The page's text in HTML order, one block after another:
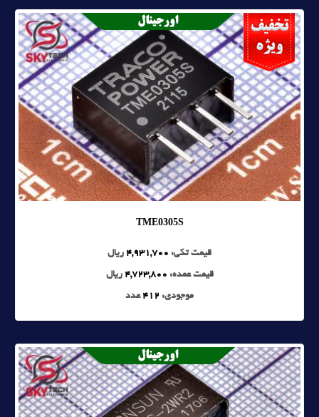
TME0305S
قیمت تکی: 4,931,700 ریال
قیمت عمده: 4,723,800 ریال
موجودی: 412 عدد